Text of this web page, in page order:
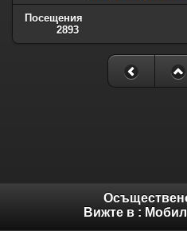
Посещения
2893
Вижте в :